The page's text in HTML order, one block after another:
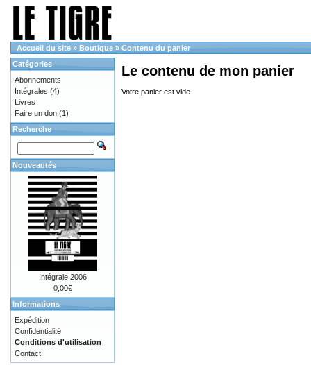
Accueil du site » Boutique » Contenu du panier
Le contenu de mon panier
Votre panier est vide
Catégories
Abonnements
Intégrales (4)
Livres
Faire un don (1)
Recherche
Nouveautés
Intégrale 2006
0,00€
Informations
Expédition
Confidentialité
Conditions d'utilisation
Contact